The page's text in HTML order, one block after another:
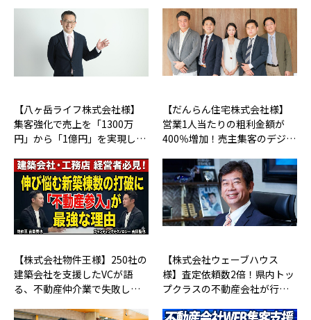
【八ヶ岳ライフ株式会社様】
集客強化で売上を「1300万
円」から「1億円」を実現し…
【だんらん住宅株式会社様】
営業1人当たりの粗利金額が
400％増加！売主集客のデジ…
【株式会社物件王様】250社の
建築会社を支援したVCが語
る、不動産仲介業で失敗し…
【株式会社ウェーブハウス
様】査定依頼数2倍！県内トッ
プクラスの不動産会社が行…